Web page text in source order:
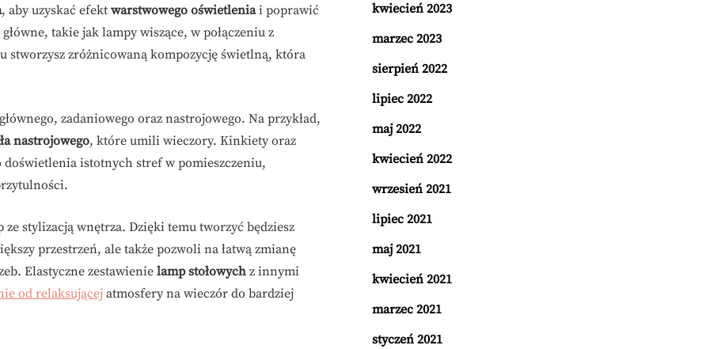
, aby uzyskać efekt warstwowego oświetleniai poprawić
takie jak lampy wiszące, w połączeniu z
stworzysz zróżnicowaną kompozycję świetlną, która
zadaniowego oraz nastrojowego. Na przykład,
nastrojowego, które umili wieczory. Kinkiety oraz
doświetlenia istotnych stref w pomieszczeniu,
stylizacją wnętrza. Dzięki temu tworzyć będziesz
przestrzeń, ale także pozwoli na łatwą zmianę
Elastyczne zestawienie lamp stołowych z innymi
od relaksującej atmosfery na wieczór do bardziej
kwiecień 2023
marzec 2023
sierpień 2022
lipiec 2022
maj 2022
kwiecień 2022
wrzesień 2021
lipiec 2021
maj 2021
kwiecień 2021
marzec 2021
styczeń 2021